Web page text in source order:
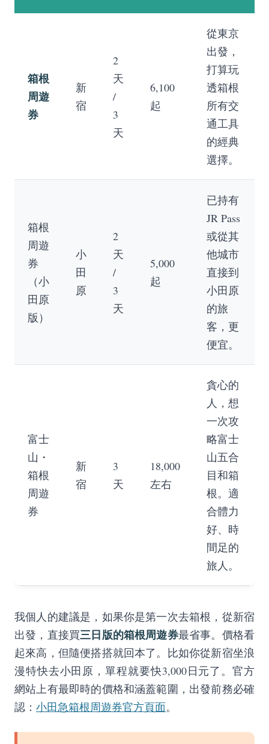
箱根
周遊
券
新
宿
2
天
/
3
天
6,100
起
從東京
出發，
打算玩
透箱根
所有交
通工具
的經典
選擇。
箱根
周遊
券
（小
田原
版）
小
田
原
2
天
/
3
天
5,000
起
已持有
JR Pass
或從其
他城市
直接到
小田原
的旅
客，更
便宜。
富士
山・
箱根
周遊
券
新
宿
3
天
18,000
左右
貪心的
人，想
一次攻
略富士
山五合
目和箱
根。適
合體力
好、時
間足的
旅人。
我個人的建議是，如果你是第一次去箱根，從新宿
出發，直接買三日版的箱根周遊券最省事。價格看
起來高，但隨便搭搭就回本了。比如你從新宿坐浪
漫特快去小田原，單程就要快3,000日元了。官方
網站上有最即時的價格和涵蓋範圍，出發前務必確
認： 小田急箱根周遊券官方頁面。